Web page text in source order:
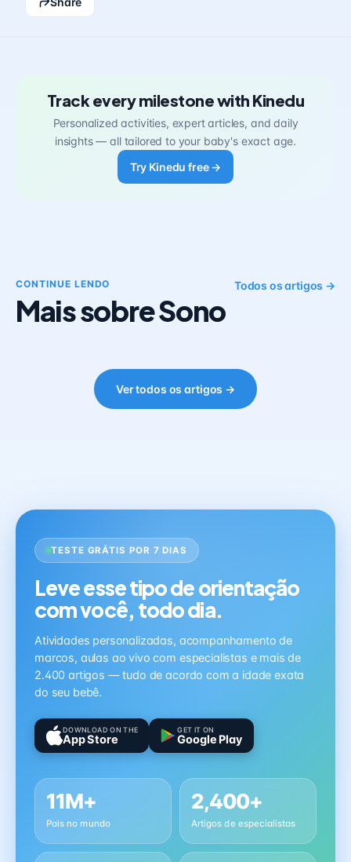
Track every milestone with Kinedu
Personalized activities, expert articles, and daily
insights — all tailored to your baby's exact age.
Try Kinedu free →
CONTINUE LENDO
Mais sobre Sono
Todos os artigos →
Ver todos os artigos →
TESTE GRÁTIS POR 7 DIAS
Leve esse tipo de orientação
com você, todo dia.
Atividades personalizadas, acompanhamento de
marcos, aulas ao vivo com especialistas e mais de
2.400 artigos — tudo de acordo com a idade exata
do seu bebê.
DOWNLOAD ON THE
App Store
GET IT ON
Google Play
11M+
Pais no mundo
2,400+
Artigos de especialistas